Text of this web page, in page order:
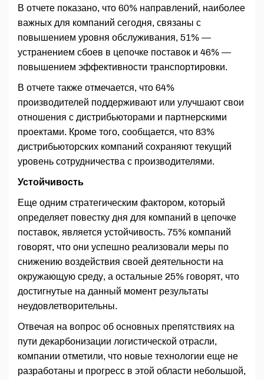
В отчете показано, что 60% направлений, наиболее
важных для компаний сегодня, связаны с
повышением уровня обслуживания, 51% —
устранением сбоев в цепочке поставок и 46% —
повышением эффективности транспортировки.
В отчете также отмечается, что 64% ​​
производителей поддерживают или улучшают свои
отношения с дистрибьюторами и партнерскими
проектами. Кроме того, сообщается, что 83%
дистрибьюторских компаний сохраняют текущий
уровень сотрудничества с производителями.
Устойчивость
Еще одним стратегическим фактором, который
определяет повестку дня для компаний в цепочке
поставок, является устойчивость. 75% компаний
говорят, что они успешно реализовали меры по
снижению воздействия своей деятельности на
окружающую среду, а остальные 25% говорят, что
достигнутые на данный момент результаты
неудовлетворительны.
Отвечая на вопрос об основных препятствиях на
пути декарбонизации логистической отрасли,
компании отметили, что новые технологии еще не
разработаны и прогресс в этой области небольшой,